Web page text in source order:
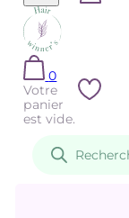
0
Votre
panier
est vide.
produits